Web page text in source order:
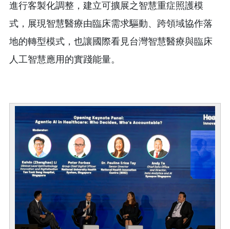
進行客製化調整，建立可擴展之智慧重症照護模
式，展現智慧醫療由臨床需求驅動、跨領域協作落
地的轉型模式，也讓國際看見台灣智慧醫療與臨床
人工智慧應用的實踐能量。